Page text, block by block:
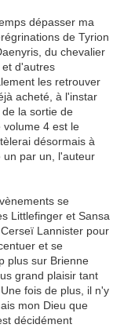
dépasser ma
de Tyrion
du chevalier
d'autres
les retrouver
acheté, à l'instar
de la sortie de
volume 4 est le
désormais à
un par un, l'auteur
se
Littlefinger et Sansa
Lannister pour
et se
plus sur Brienne
grand plaisir tant
fois de plus, il n'y
mon Dieu que
décidément